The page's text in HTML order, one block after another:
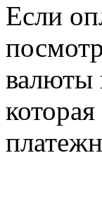
Если
валюты